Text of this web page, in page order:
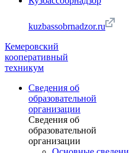
kuzbassobrnadzor.ru
Кемеровский
кооперативный
техникум
Сведения об
образовательной
организации
Сведения об
образовательной
организации